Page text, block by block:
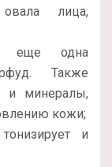
овала лица,
– еще одна
Также
и минералы,
кожи;
и